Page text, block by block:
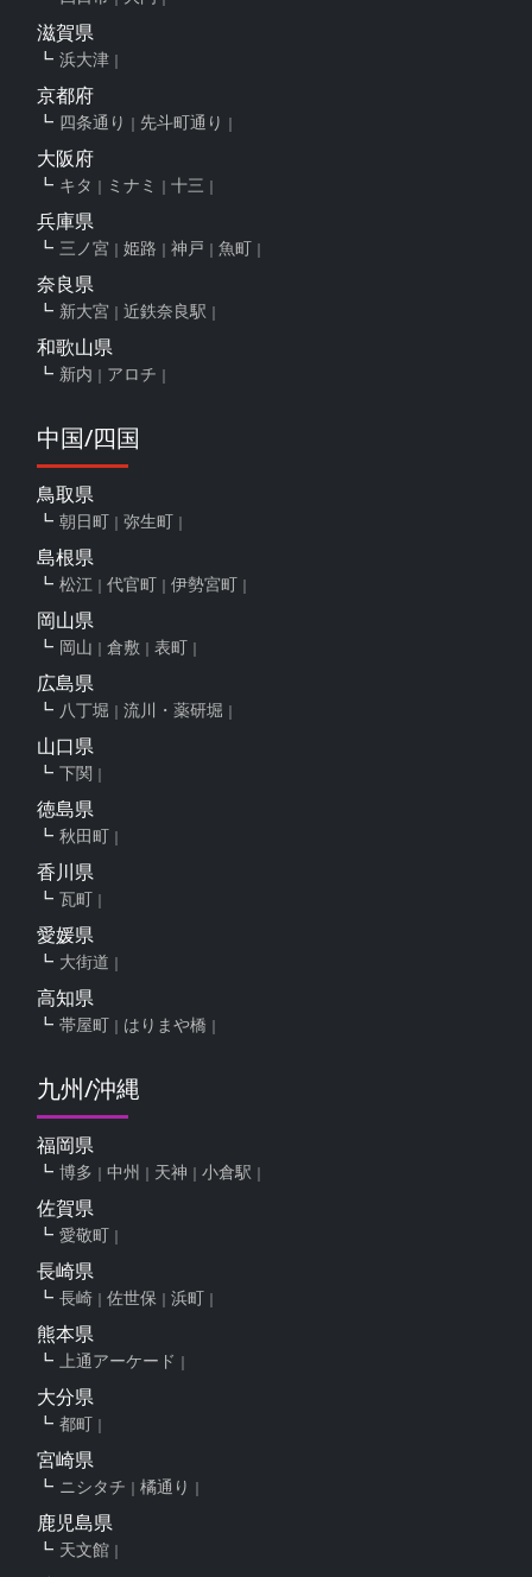
滋賀県
浜大津
京都府
四条通り 先斗町通り
大阪府
キタ ミナミ 十三
兵庫県
三ノ宮 姫路 神戸 魚町
奈良県
新大宮 近鉄奈良駅
和歌山県
新内 アロチ
中国/四国
鳥取県
朝日町 弥生町
島根県
松江 代官町 伊勢宮町
岡山県
岡山 倉敷 表町
広島県
八丁堀 流川・薬研堀
山口県
下関
徳島県
秋田町
香川県
瓦町
愛媛県
大街道
高知県
帯屋町 はりまや橋
九州/沖縄
福岡県
博多 中州 天神 小倉駅
佐賀県
愛敬町
長崎県
長崎 佐世保 浜町
熊本県
上通アーケード
大分県
都町
宮崎県
ニシタチ 橘通り
鹿児島県
天文館